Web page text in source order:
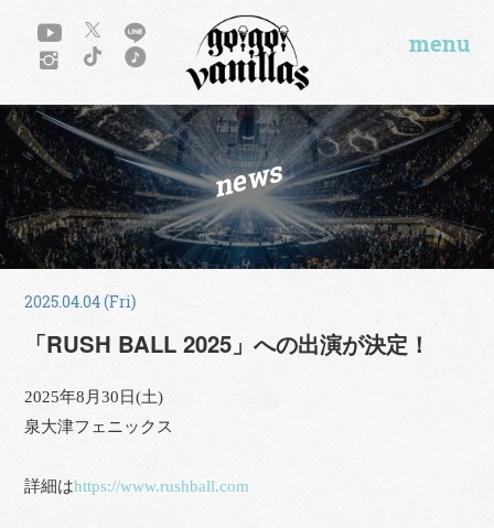
menu
news
2025.04.04 (Fri)
「RUSH BALL 2025」への出演が決定！
2025年8月30日(土)
泉大津フェニックス
詳細はhttps://www.rushball.com